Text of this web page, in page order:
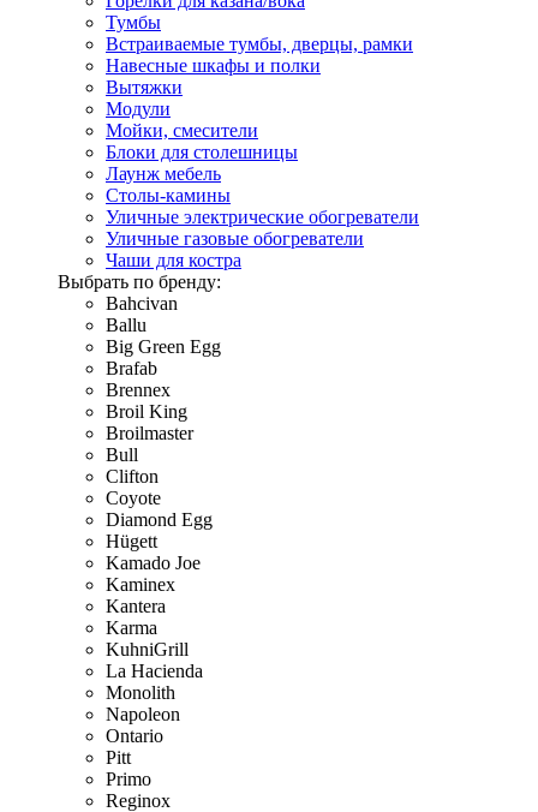
Тумбы
Встраиваемые тумбы, дверцы, рамки
Навесные шкафы и полки
Вытяжки
Модули
Мойки, смесители
Блоки для столешницы
Лаунж мебель
Столы-камины
Уличные электрические обогреватели
Уличные газовые обогреватели
Чаши для костра
Выбрать по бренду:
Bahcivan
Ballu
Big Green Egg
Brafab
Brennex
Broil King
Broilmaster
Bull
Clifton
Coyote
Diamond Egg
Hügett
Kamado Joe
Kaminex
Kantera
Karma
KuhniGrill
La Hacienda
Monolith
Napoleon
Ontario
Pitt
Primo
Reginox